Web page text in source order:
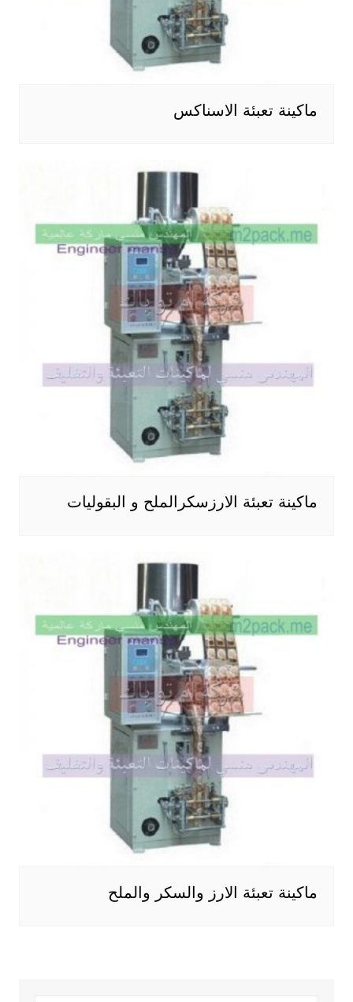
ماكينة تعبئة الاسناكس
ماكينة تعبئة الارزسكرالملح و البقوليات
ماكينة تعبئة الارز والسكر والملح